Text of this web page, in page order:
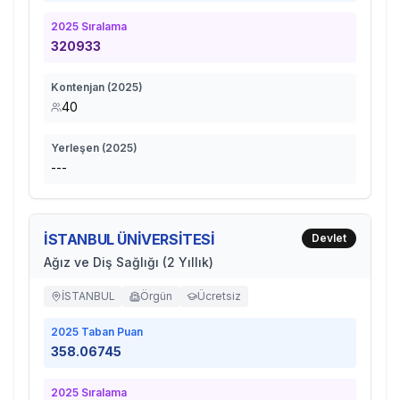
2025 Sıralama
320933
Kontenjan (2025)
40
Yerleşen (2025)
---
İSTANBUL ÜNİVERSİTESİ
Ağız ve Diş Sağlığı (2 Yıllık)
Devlet
İSTANBUL Örgün Ücretsiz
2025 Taban Puan
358.06745
2025 Sıralama